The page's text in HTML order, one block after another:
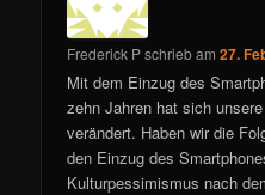
Frederick Pschriebam27.
Mit dem Einzug des
zehn Jahren hat sich
verändert. Haben wir die
den Einzug des
Kulturpessimismus nach